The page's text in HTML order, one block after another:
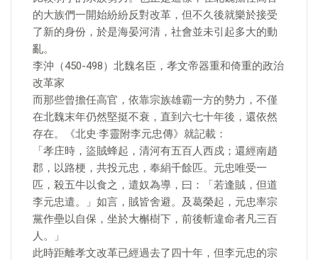
的大族們一開始紛紛反對改革，但不久後就樂於接受
了新的身份，於是海晏河清，社會並未引起多大的動
亂。
李沖（450-498）北魏名臣，孝文帝器重和倚重的政治
改革家
而那些曾擔任高官，依靠宗族雄霸一方的勢力，不僅
在北魏末年仍然堅挺不衰，直到六七十年後，還依然
存在。《北史·李靈附李元忠傳》就記載：
「孝庄時，盜賊蜂起，清河有五百人西戍；還經南趙
郡，以路梗，共投元忠，奉絹千餘匹。元忠唯受一
匹，殺五牛以食之，遣奴為導，曰：「若逢賊，但道
李元忠遣。」如言，賊皆舍避。及葛榮起，元忠率宗
黨作壘以自保，坐於大槲樹下，前後斬違命者凡三百
人。」
此時距離孝文改革已經過去了四十年，但李元忠的宗